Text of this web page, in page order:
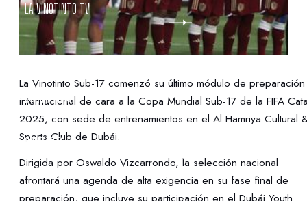
LA VINOTINTO TV
NOTIFICACIONES
NORMATIVAS
CONTACTO
DENUNCIAS
La Vinotinto Sub-17 comenzó su último módulo de preparación
internacional de cara a la Copa Mundial Sub-17 de la FIFA
2025, con sede de entrenamientos en el Al Hamriya Cultural
Sports Club de Dubái.
Dirigida por Oswaldo Vizcarrondo, la selección nacional
afrontará una agenda de alta exigencia en su fase final de